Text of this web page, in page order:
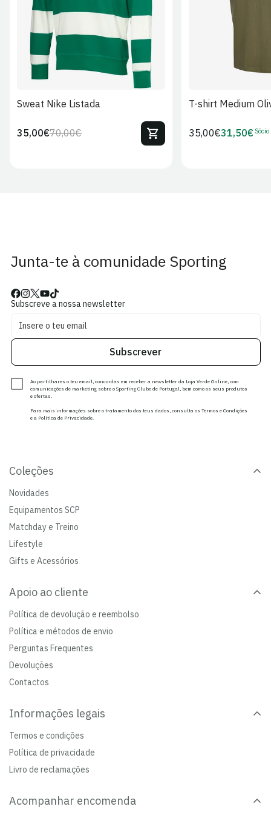
Sweat Nike Listada
Preço
70,00€Preço
35,00€
T-shirt Medium
Preço
35,00€Preço
31,50€ Sócio
Junta-te à comunidade Sporting
Subscreve a nossa newsletter
Subscrever
Ao partilhares o teu email, concordas em receber a newsletter da Loja Verde Online, com
comunicações de marketing sobre o Sporting Clube de Portugal, bem como os seus produtos
e ofertas.
Para mais informações sobre o tratamento dos teus dados, consulta os Termos e Condições
e a Política de Privacidade.
Coleções
Novidades
Equipamentos SCP
Matchday e Treino
Lifestyle
Gifts e Acessórios
Apoio ao cliente
Política de devolução e reembolso
Política e métodos de envio
Perguntas Frequentes
Devoluções
Contactos
Informações legais
Termos e condições
Política de privacidade
Livro de reclamações
Acompanhar encomenda